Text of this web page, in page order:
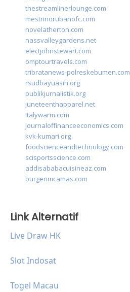
thestreamlinerlounge.com
mestrinorubanofc.com
novelatherton.com
nassvalleygardens.net
electjohnstewart.com
omptourtravels.com
tribratanews-polreskebumen.com
rsudbayuasih.org
publikjurnalistik.org
juneteenthapparel.net
italywarm.com
journaloffinanceeconomics.com
kvk-kumari.org
foodscienceandtechnology.com
scisportsscience.com
addisababacuisineaz.com
burgerimcamas.com
Link Alternatif
Live Draw HK
Slot Indosat
Togel Macau